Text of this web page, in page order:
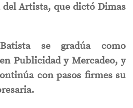
del Artista, que dictó Dimas
se gradúa como
Publicidad y Mercadeo, y
con pasos firmes su